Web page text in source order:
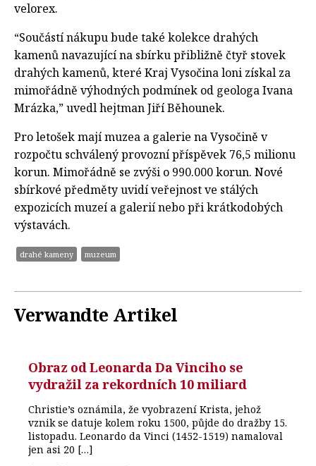
velorex.
“Součástí nákupu bude také kolekce drahých
kamenů navazující na sbírku přibližně čtyř stovek
drahých kamenů, které Kraj Vysočina loni získal za
mimořádně výhodných podmínek od geologa Ivana
Mrázka,” uvedl hejtman Jiří Běhounek.
Pro letošek mají muzea a galerie na Vysočině v
rozpočtu schválený provozní příspěvek 76,5 milionu
korun. Mimořádně se zvýši o 990.000 korun. Nové
sbírkové předměty uvidí veřejnost ve stálých
expozicích muzeí a galerií nebo při krátkodobých
výstavách.
drahé kameny muzeum
Verwandte Artikel
Obraz od Leonarda Da Vinciho se
vydražil za rekordních 10 miliard
Christie’s oznámila, že vyobrazení Krista, jehož
vznik se datuje kolem roku 1500, půjde do dražby 15.
listopadu. Leonardo da Vinci (1452-1519) namaloval
jen asi 20 […]